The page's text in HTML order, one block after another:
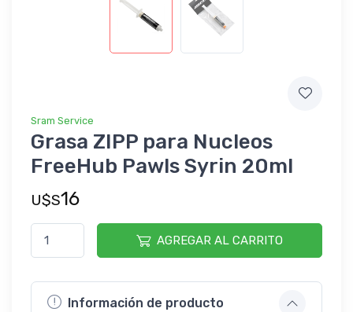
Sram Service
Grasa ZIPP para Nucleos
FreeHub Pawls Syrin 20ml
U$S16
AGREGAR AL CARRITO
Información de producto